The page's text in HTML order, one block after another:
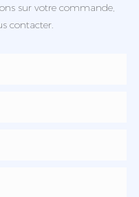
sur votre commande,
contacter.